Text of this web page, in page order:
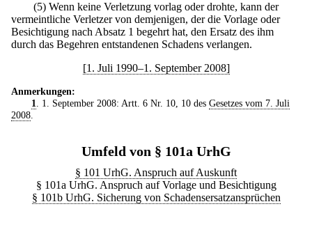
(5) Wenn keine Verletzung vorlag oder drohte, kann der
vermeintliche Verletzer von demjenigen, der die Vorlage oder
Besichtigung nach Absatz 1 begehrt hat, den Ersatz des ihm
durch das Begehren entstandenen Schadens verlangen.
[1. Juli 1990–1. September 2008]
Anmerkungen:
1
. 1. September 2008: Artt. 6 Nr. 10, 10 des Gesetzes vom 7. Juli
2008
Umfeld von § 101a UrhG
§ 101 UrhG. Anspruch auf Auskunft
§ 101a UrhG. Anspruch auf Vorlage und Besichtigung
§ 101b UrhG. Sicherung von Schadensersatzansprüchen